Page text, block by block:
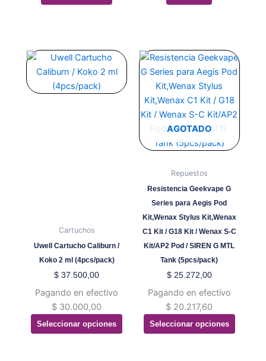
Cartuchos
Uwell Cartucho Caliburn /
Koko 2 ml (4pcs/pack)
$ 37.500,00
Pagando en efectivo
$ 30.000,00
Seleccionar opciones
Este
producto
tiene
página
de
producto
AGOTADO
Repuestos
Resistencia Geekvape G
Series para Aegis Pod
Kit,Wenax Stylus Kit,Wenax
C1 Kit / G18 Kit / Wenax S-C
Kit/AP2 Pod / SIREN G MTL
Tank (5pcs/pack)
$25.272,00
Pagando en efectivo
$ 20.217,60
Seleccionar opciones
Este
producto
tiene
múltiples
variantes.
Las
opciones
pueden
elegir
en
la
página
de
producto